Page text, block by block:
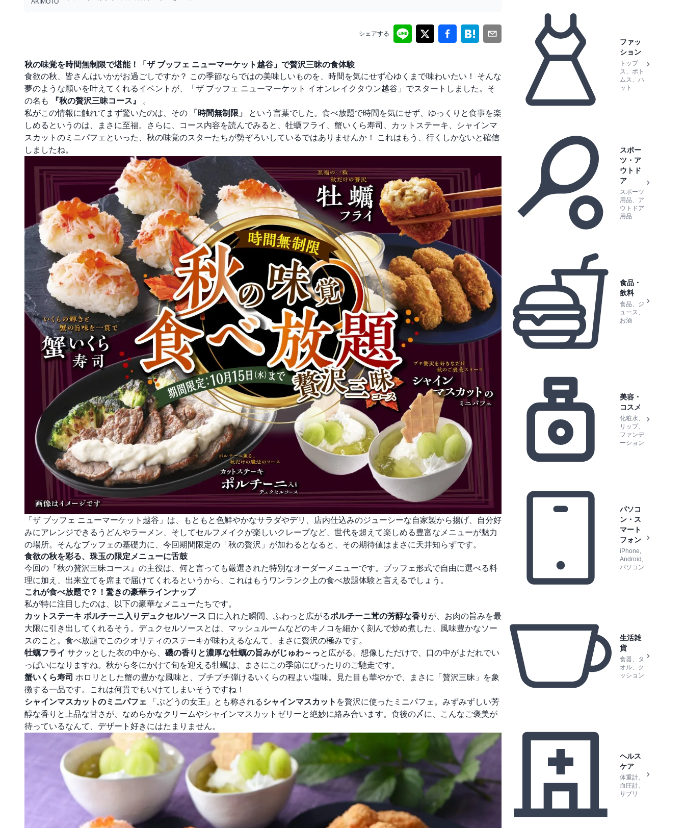
AKIMOTO
シェアする
秋の味覚を時間無制限で堪能！「ザ ブッフェ ニューマーケット越谷」で贅沢三昧の食体験
食欲の秋、皆さんはいかがお過ごしですか？ この季節ならではの美味しいものを、時間を気にせず心ゆくまで味わいたい！ そんな
夢のような願いを叶えてくれるイベントが、「ザ ブッフェ ニューマーケット イオンレイクタウン越谷」でスタートしました。そ
の名も
『秋の贅沢三昧コース』
。
私がこの情報に触れてまず驚いたのは、その
「時間無制限」
という言葉でした。食べ放題で時間を気にせず、ゆっくりと食事を楽
しめるというのは、まさに至福。さらに、コース内容を読んでみると、牡蠣フライ、蟹いくら寿司、カットステーキ、シャインマ
スカットのミニパフェといった、秋の味覚のスターたちが勢ぞろいしているではありませんか！ これはもう、行くしかないと確信
しましたね。
「ザ ブッフェ ニューマーケット越谷」は、もともと色鮮やかなサラダやデリ、店内仕込みのジューシーな自家製から揚げ、自分好
みにアレンジできるうどんやラーメン、そしてセルフメイクが楽しいクレープなど、世代を超えて楽しめる豊富なメニューが魅力
の場所。そんなブッフェの基礎力に、今回期間限定の「秋の贅沢」が加わるとなると、その期待値はまさに天井知らずです。
食欲の秋を彩る、珠玉の限定メニューに舌鼓
今回の『秋の贅沢三昧コース』の主役は、何と言っても厳選された特別なオーダーメニューです。ブッフェ形式で自由に選べる料
理に加え、出来立てを席まで届けてくれるというから、これはもうワンランク上の食べ放題体験と言えるでしょう。
これが食べ放題で？！驚きの豪華ラインナップ
私が特に注目したのは、以下の豪華なメニューたちです。
カットステーキ ポルチーニ入りデュクセルソース 口に入れた瞬間、ふわっと広がるポルチーニ茸の芳醇な香り が、お肉の旨みを最
大限に引き出してくれるそう。デュクセルソースとは、マッシュルームなどのキノコを細かく刻んで炒め煮した、風味豊かなソー
スのこと。食べ放題でこのクオリティのステーキが味わえるなんて、まさに贅沢の極みです。
牡蠣フライ サクッとした衣の中から、 磯の香りと濃厚な牡蠣の旨みがじゅわ～っと広がる。想像しただけで、口の中がよだれでい
っぱいになりますね。秋から冬にかけて旬を迎える牡蠣は、まさにこの季節にぴったりのご馳走です。
蟹いくら寿司 ホロリとした蟹の豊かな風味と、プチプチ弾けるいくらの程よい塩味。見た目も華やかで、まさに「贅沢三昧」を象
徴する一品です。これは何貫でもいけてしまいそうですね！
シャインマスカットのミニパフェ 「ぶどうの女王」とも称されるシャインマスカット を贅沢に使ったミニパフェ。みずみずしい芳
醇な香りと上品な甘さが、なめらかなクリームやシャインマスカットゼリーと絶妙に絡み合います。食後の〆に、こんなご褒美が
待っているなんて、デザート好きにはたまりません。
ファッ
ション
トップ
ス、ボト
ムス、ハ
ット
スポー
ツ・ア
ウトド
ア
スポーツ
用品、ア
ウトドア
用品
食品・
飲料
食品、ジ
ュース、
お酒
美容・
コスメ
化粧水、
リップ、
ファンデ
ーション
パソコ
ン・ス
マート
フォン
iPhone,
Android,
パソコン
生活雑
貨
食器、タ
オル、ク
ッション
ヘルス
ケア
体重計、
血圧計、
サプリ